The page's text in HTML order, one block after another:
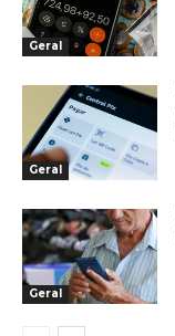
Geral
Geral
Geral